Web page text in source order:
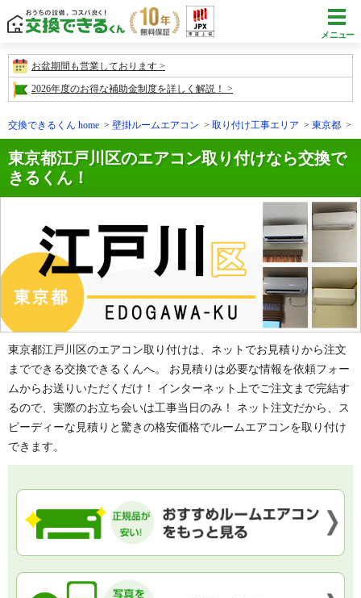
メニュー
お盆期間も営業しております
2026年度のお得な補助金制度を詳しく解説！
交換できるくん home 壁掛ルームエアコン 取り付け工事エリア 東京都
東京都江戸川区のエアコン取り付けなら交換で
きるくん！
東京都江戸川区のエアコン取り付けは、ネットでお見積りから注文
までできる交換できるくんへ。 お見積りは必要な情報を依頼フォー
ムからお送りいただくだけ！ インターネット上でご注文まで完結す
るので、実際のお立ち会いは工事当日のみ！ ネット注文だから、ス
ピーディーな見積りと驚きの格安価格でルームエアコンを取り付け
できます。